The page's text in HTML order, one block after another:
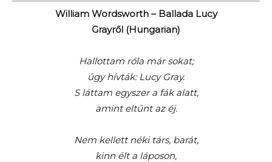
William Wordsworth – Ballada Lucy
Grayről (Hungarian)
Hallottam róla már sokat;
úgy hívták: Lucy Gray.
S láttam egyszer a fák alatt,
amint eltűnt az éj.
Nem kellett néki társ, barát,
kinn élt a láposon,